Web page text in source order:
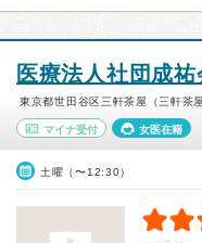
医療法人社団成
東京都世田谷区三軒茶屋（三軒茶
マイナ受付 女医在籍
土曜（〜12:30）